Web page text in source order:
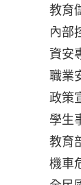
教育
內部
資安
職業
政策
學生
教育
機車